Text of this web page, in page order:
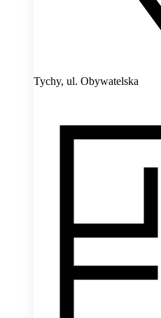
Tychy, ul. Obywatelska